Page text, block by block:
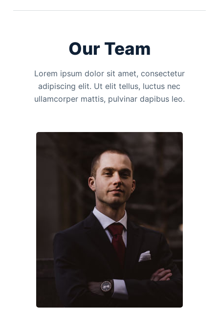
Our Team
Lorem ipsum dolor sit amet, consectetur
adipiscing elit. Ut elit tellus, luctus nec
ullamcorper mattis, pulvinar dapibus leo.